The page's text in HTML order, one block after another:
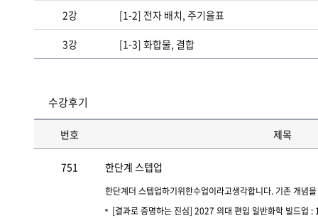
2강 [1-2] 전자 배치, 주기율표
3강 [1-3] 화합물, 결합
수강후기
번호 제목
751 한단계 스텝업
한단계더 스텝업하기위한수업이라고생각합니다. 기존 개념
[결과로 증명하는 진심] 2027 의대 편입 일반화학 빌드업 :